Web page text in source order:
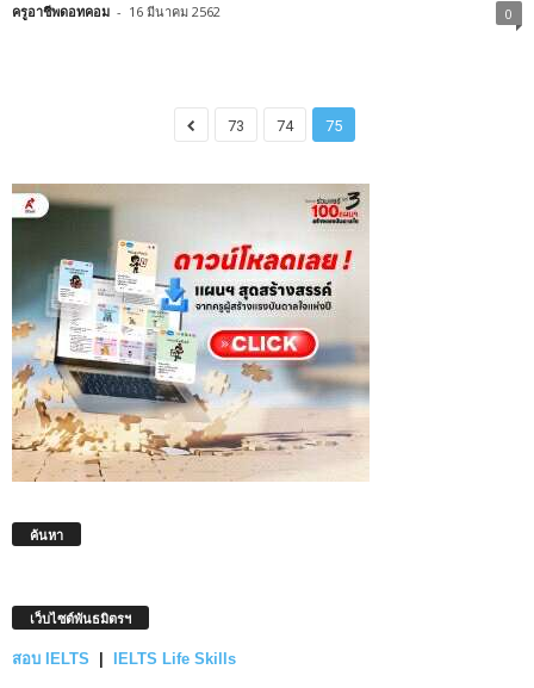
ครูอาชีพดอทคอม - 16 มีนาคม 2562 0
73 74 75
ค้นหา
เว็บไซต์พันธมิตรฯ
สอบ IELTS IELTS Life Skills